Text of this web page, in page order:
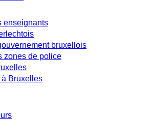
enseignants
bruxellois
zones de police
Bruxelles